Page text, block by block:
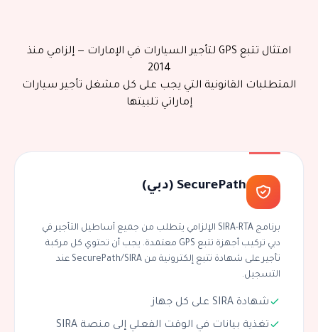
امتثال تتبع GPS لتأجير السيارات في الإمارات — إلزامي منذ
2014
المتطلبات القانونية التي يجب على كل مشغل تأجير سيارات
إماراتي تلبيتها
SecurePath (دبي)
برنامج SIRA-RTA الإلزامي يتطلب من جميع أساطيل التأجير في
دبي تركيب أجهزة تتبع GPS معتمدة. يجب أن تحتوي كل مركبة
تأجير على شهادة تتبع إلكترونية من SecurePath/SIRA عند
التسجيل.
شهادة SIRA على كل جهاز
تغذية بيانات في الوقت الفعلي إلى منصة SIRA